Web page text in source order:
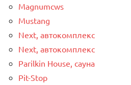
Magnumcws
Mustang
Next, автокомплекс
Next, автокомплекс
Parilkin House, сауна
Pit-Stop